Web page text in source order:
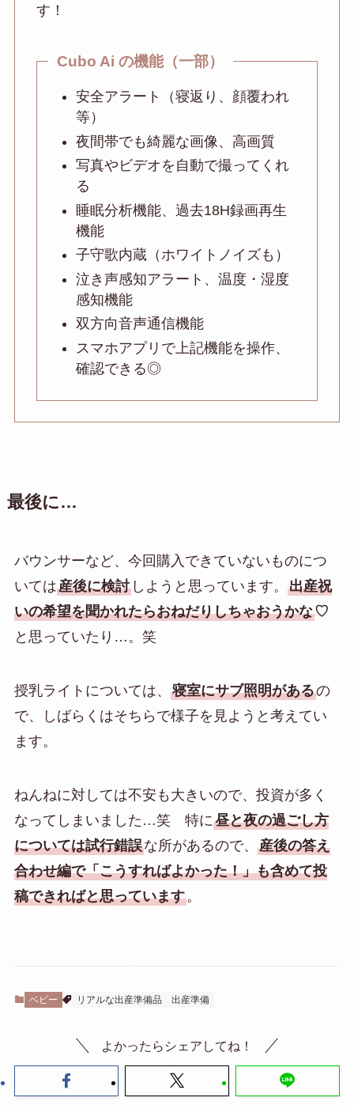
す！
Cubo Ai の機能（一部）
安全アラート（寝返り、顔覆われ
等）
夜間帯でも綺麗な画像、高画質
写真やビデオを自動で撮ってくれ
る
睡眠分析機能、過去18H録画再生
機能
子守歌内蔵（ホワイトノイズも）
泣き声感知アラート、温度・湿度
感知機能
双方向音声通信機能
スマホアプリで上記機能を操作、
確認できる◎
最後に…
バウンサーなど、今回購入できていないものにつ
いては産後に検討しようと思っています。 出産祝
いの希望を聞かれたらおねだりしちゃおうかな♡
と思っていたり…。笑
授乳ライトについては、 寝室にサブ照明があるの
で、しばらくはそちらで様子を見ようと考えてい
ます。
ねんねに対しては不安も大きいので、投資が多く
なってしまいました…笑 特に昼と夜の過ごし方
については試行錯誤な所があるので、 産後の答え
合わせ編で「こうすればよかった！」も含めて投
稿できればと思っています。
ベビー リアルな出産準備品 出産準備
よかったらシェアしてね！